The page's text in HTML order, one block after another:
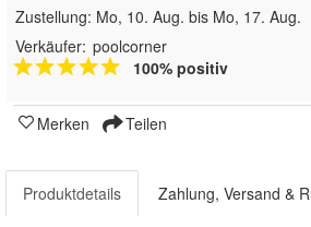
Zustellung: Mo, 10. Aug. bis Mo, 17. Aug.
Verkäufer: poolcorner
100% positiv
Merken Teilen
Produktdetails Zahlung, Versand &